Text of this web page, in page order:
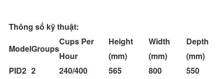
Thông số kỹ thuật:
ModelGroups
Cups Per
Hour
Height
(mm)
Width
(mm)
Depth
(mm)
PID2 2 240/400 565 800
550